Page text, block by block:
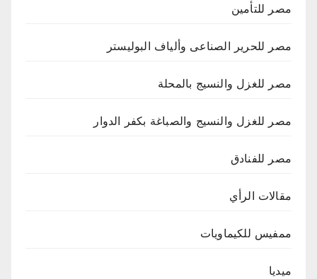
مصر للتأمين
مصر للحرير الصناعى وألياف البوليستر
مصر للغزل والنسيج بالمحلة
مصر للغزل والنسيج والصباغة بكفر الدوار
مصر للفنادق
مقالات الرأي
ممفيس للكيماويات
ميديا